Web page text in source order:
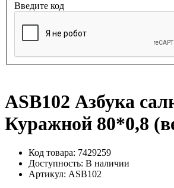
Введите код
ASB102 Азбука
Куражной 80*0,8
Код товара: 7429259
Доступность: В наличии
Артикул: ASB102